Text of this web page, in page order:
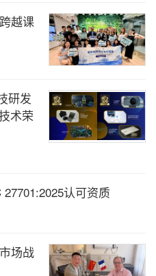
越课
研发
术荣
认可资质
场战